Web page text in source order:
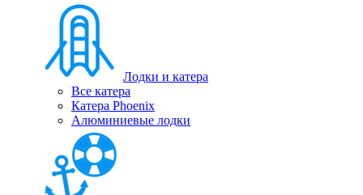
Лодки и катера
Все катера
Катера Phoenix
Алюминиевые лодки